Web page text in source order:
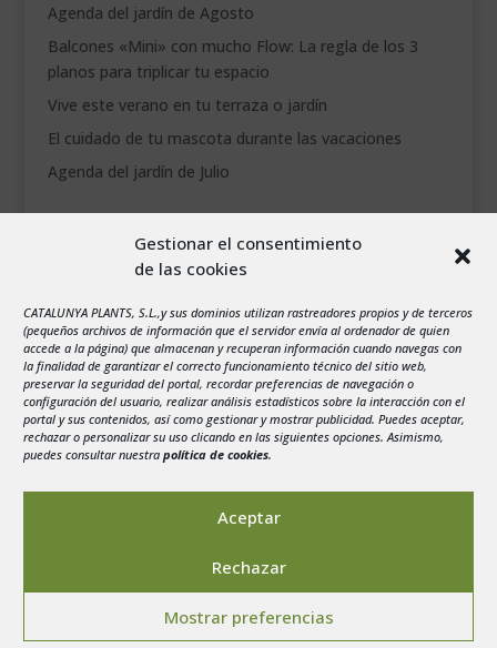
Gestionar el consentimiento
de las cookies
CATALUNYA PLANTS, S.L.,y sus dominios utilizan rastreadores propios y de terceros
(pequeños archivos de información que el servidor envía al ordenador de quien
accede a la página) que almacenan y recuperan información cuando navegas con
la finalidad de garantizar el correcto funcionamiento técnico del sitio web,
preservar la seguridad del portal, recordar preferencias de navegación o
configuración del usuario, realizar análisis estadísticos sobre la interacción con el
portal y sus contenidos, así como gestionar y mostrar publicidad. Puedes aceptar,
rechazar o personalizar su uso clicando en las siguientes opciones. Asimismo,
puedes consultar nuestra política de cookies.
Aceptar
Rechazar
Mostrar preferencias
Agenda del jardín de Agosto
Balcones «Mini» con mucho Flow: La regla de los 3
planos para triplicar tu espacio
Vive este verano en tu terraza o jardín
El cuidado de tu mascota durante las vacaciones
Agenda del jardín de Julio
X J V S
3
4 5 6 7 8
9
10
11 12 13 14 15
16
17
18 19 20 21 22
23
24
25 26 27 28 29
30
31
Política de privacidad
Cookies